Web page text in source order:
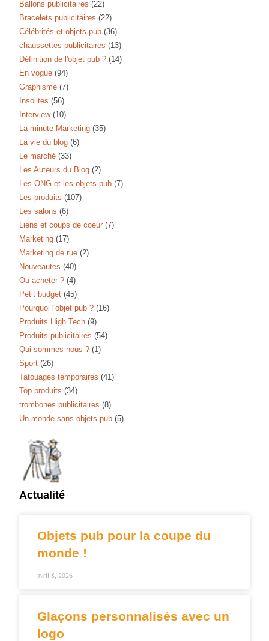
Ballons publicitaires (22)
Bracelets publicitaires (22)
Célébrités et objets pub (36)
chaussettes publicitaires (13)
Définition de l'objet pub ? (14)
En vogue (94)
Graphisme (7)
Insolites (56)
Interview (10)
La minute Marketing (35)
La vie du blog (6)
Le marché (33)
Les Auteurs du Blog (2)
Les ONG et les objets pub (7)
Les produits (107)
Les salons (6)
Liens et coups de coeur (7)
Marketing (17)
Marketing de rue (2)
Nouveautes (40)
Ou acheter ? (4)
Petit budget (45)
Pourquoi l'objet pub ? (16)
Produits High Tech (9)
Produits publicitaires (54)
Qui sommes nous ? (1)
Sport (26)
Tatouages temporaires (41)
Top produits (34)
trombones publicitaires (8)
Un monde sans objets pub (5)
Actualité
Objets pub pour la coupe du
monde !
avril 8, 2026
Glaçons personnalisés avec un
logo